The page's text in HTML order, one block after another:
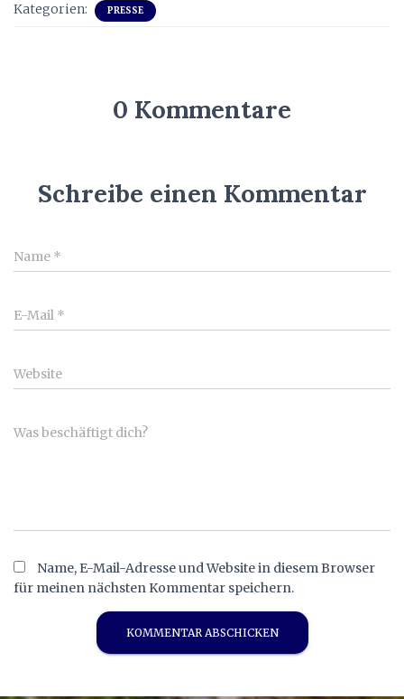
Kategorien: PRESSE
0 Kommentare
Schreibe einen Kommentar
Name *
E-Mail *
Website
Was beschäftigt dich?
Name, E-Mail-Adresse und Website in diesem Browser
für meinen nächsten Kommentar speichern.